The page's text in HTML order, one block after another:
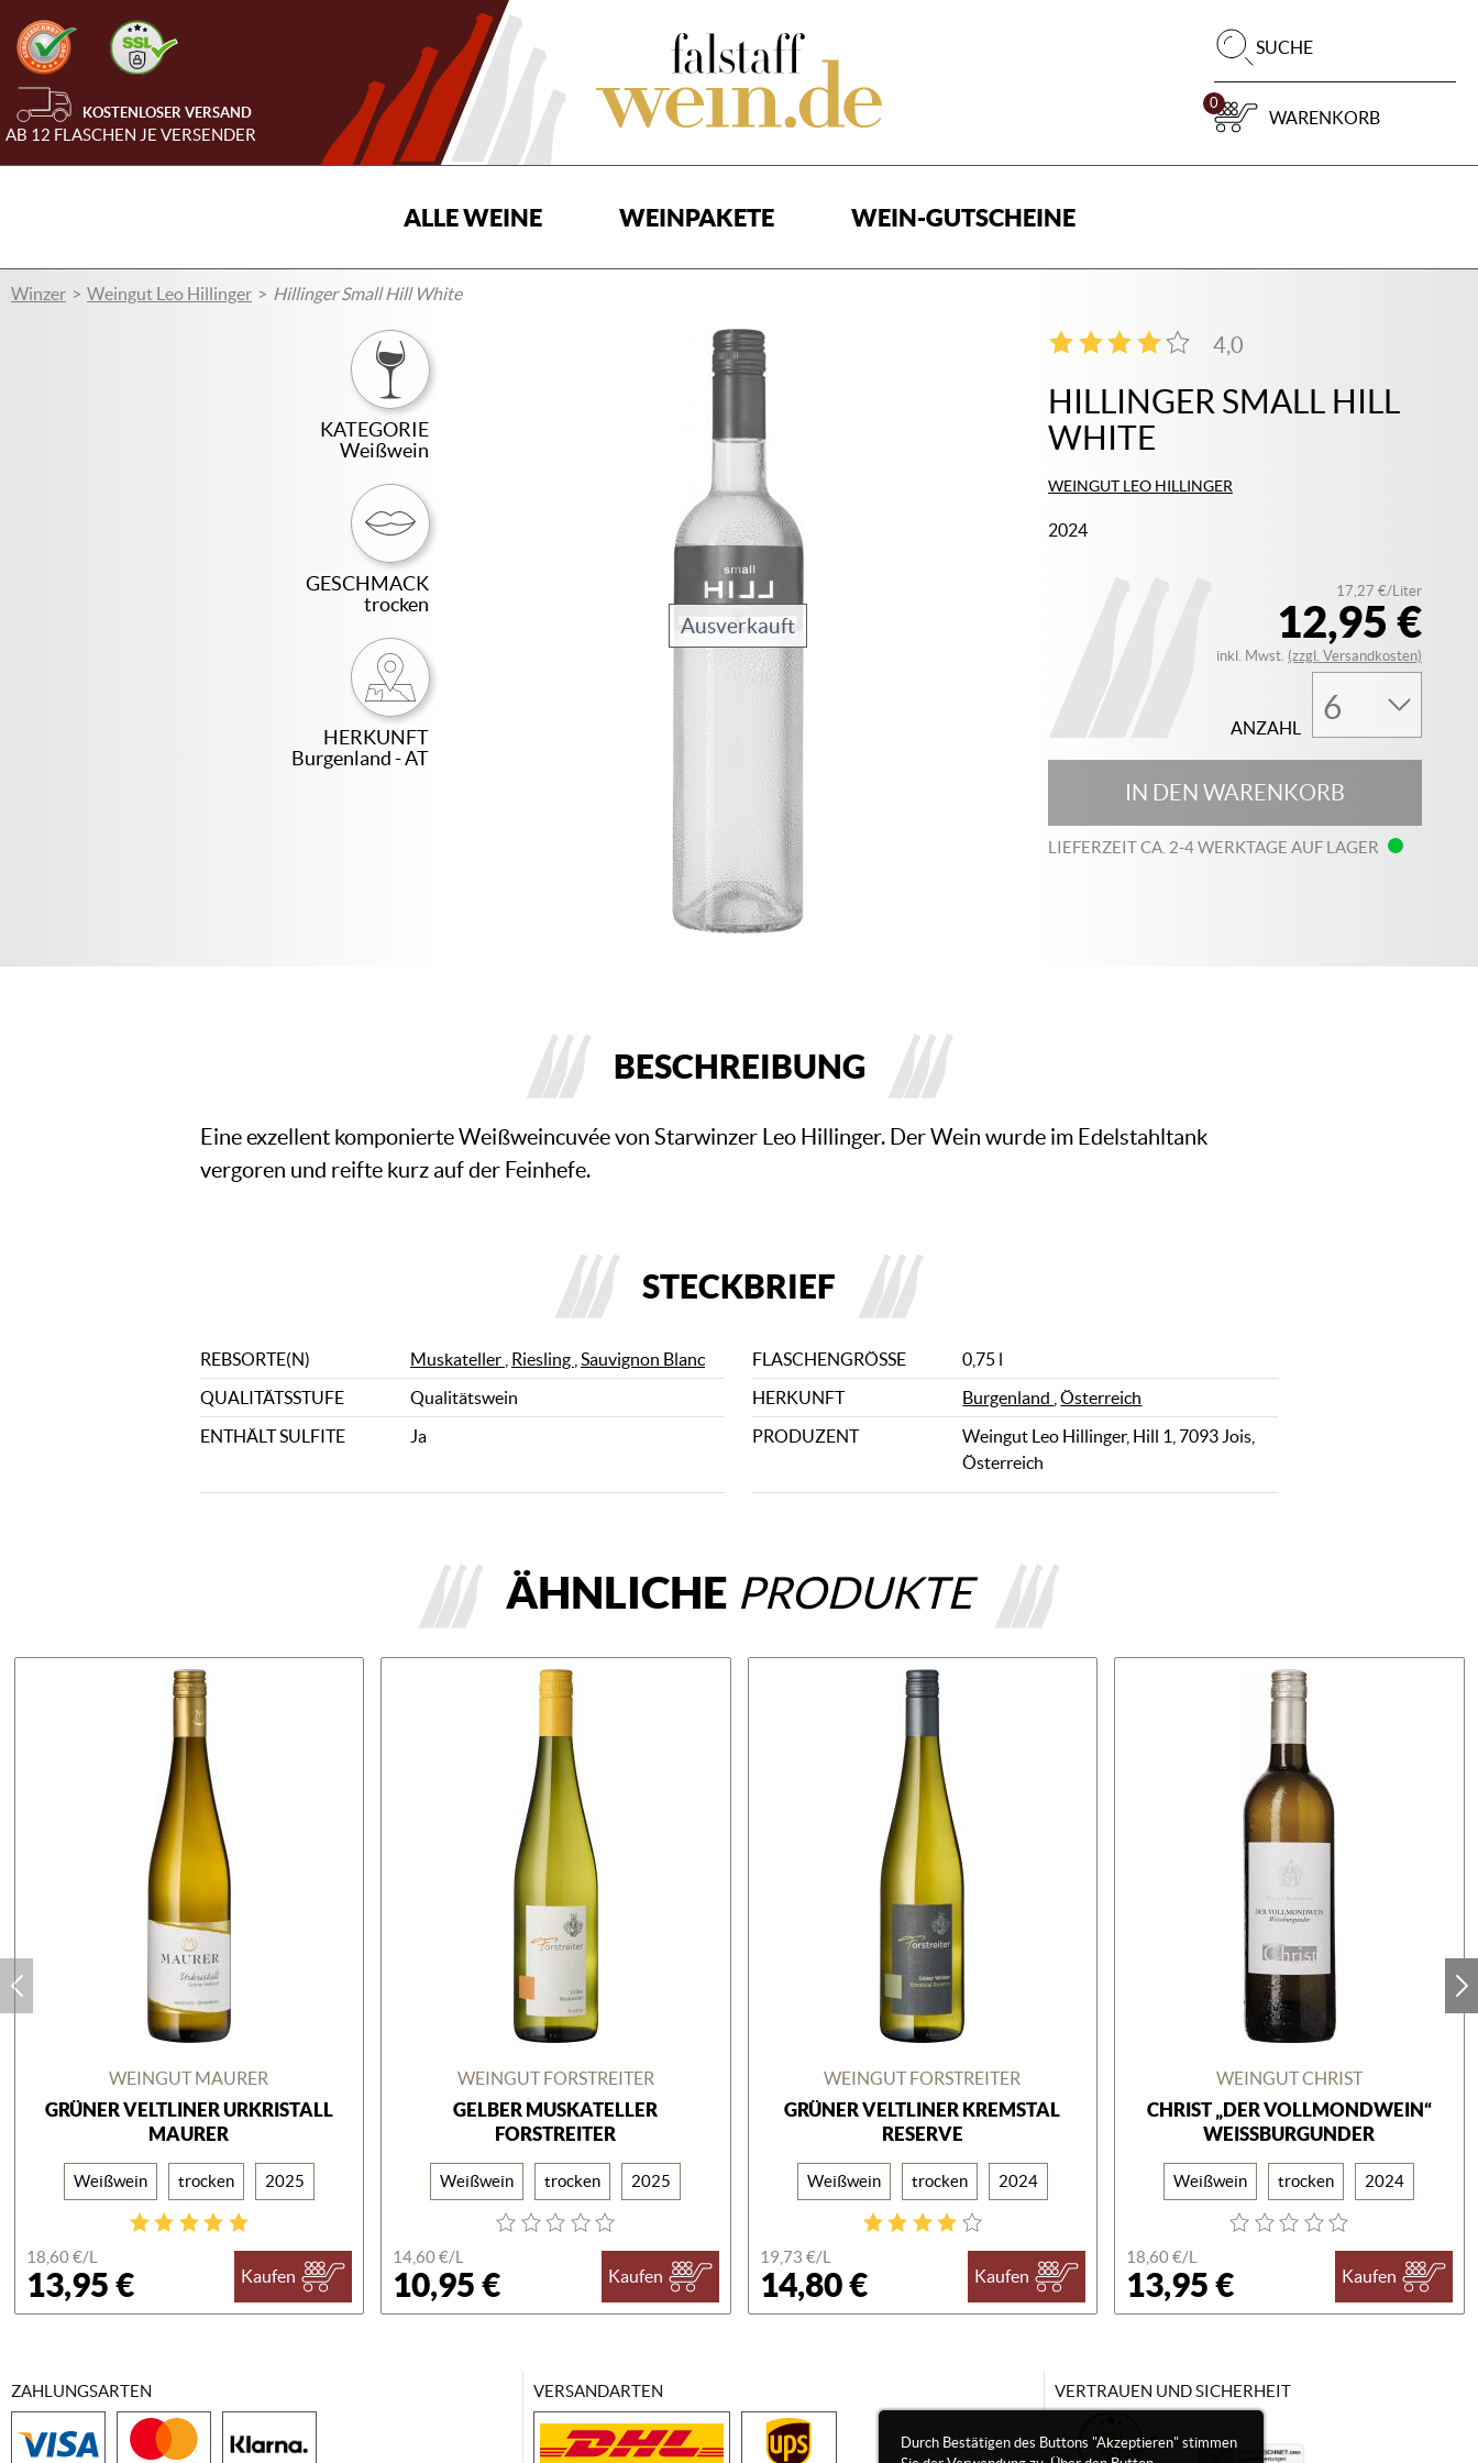
KOSTENLOSER VERSAND
AB 12 FLASCHEN JE VERSENDER
SUCHE
0
WARENKORB
ALLE WEINE WEINPAKETE WEIN-GUTSCHEINE
Winzer Weingut Leo Hillinger Hillinger Small Hill White
KATEGORIE
Weißwein
GESCHMACK
trocken
HERKUNFT
Burgenland - AT
Ausverkauft
HILLINGER SMALL HILL
WHITE
WEINGUT LEO HILLINGER
2024
4,0
2
12,95 €
17,27 €/Liter
inkl. Mwst. (zzgl. Versandkosten)
ANZAHL
IN DEN WARENKORB
LIEFERZEIT CA. 2-4 WERKTAGE AUF LAGER
BESCHREIBUNG
Eine exzellent komponierte Weißweincuvée von Starwinzer Leo Hillinger. Der Wein wurde im Edelstahltank
vergoren und reifte kurz auf der Feinhefe.
STECKBRIEF
REBSORTE(N) Muskateller Riesling Sauvignon Blanc FLASCHENGRÖSSE
0,75 l
QUALITÄTSSTUFE
Qualitätswein HERKUNFT Burgenland ,Österreich
ENTHÄLT SULFITE
Ja PRODUZENT
Weingut Leo Hillinger, Hill 1, 7093 Jois,
Österreich
ÄHNLICHE PRODUKTE
WEINGUT MAURER
GRÜNER VELTLINER URKRISTALL
MAURER
Weißwein trocken 2025
18,60 €/L
13,95 € Kaufen
WEINGUT FORSTREITER
GELBER MUSKATELLER
FORSTREITER
Weißwein trocken 2025
14,60 €/L
10,95 € Kaufen
WEINGUT FORSTREITER
GRÜNER VELTLINER KREMSTAL
RESERVE
Weißwein trocken 2024
19,73 €/L
14,80 € Kaufen
WEINGUT CHRIST
CHRIST „DER VOLLMONDWEIN“
WEISSBURGUNDER
Weißwein trocken 2024
18,60 €/L
13,95 € Kaufen
Durch Bestätigen des Buttons "Akzeptieren" stimmen
ZAHLUNGSARTEN VERSANDARTEN VERTRAUEN UND SICHERHEIT